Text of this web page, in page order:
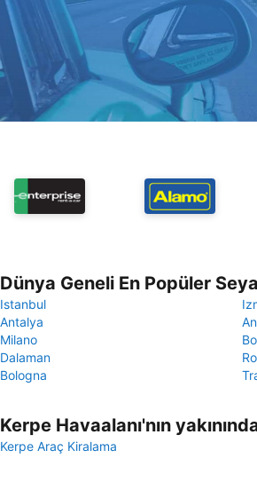
Dünya Geneli En Popüler
Istanbul
Antalya
Milano
Dalaman
Bologna
Kerpe Havaalanı'nın
Kerpe Araç Kiralama